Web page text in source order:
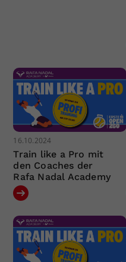
16.10.2024
Train like a Pro mit
den Coaches der
Rafa Nadal Academy